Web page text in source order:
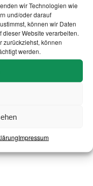
wir Technologien wie
und/oder darauf
können wir Daten
Website verarbeiten.
zurückziehst, können
werden.
Impressum